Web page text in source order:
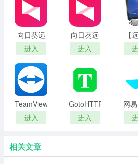
向日葵远
程控制(个
人版)
进入
向日葵远
程控制
进入
【
面
接
TeamViewer
远程控制
软件
进入
GotoHTTP(远
程控制)
进入
网
相关文章